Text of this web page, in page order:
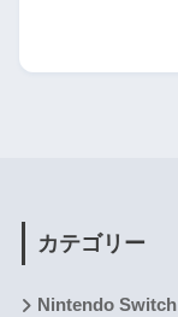
カテゴリー
Nintendo Switch